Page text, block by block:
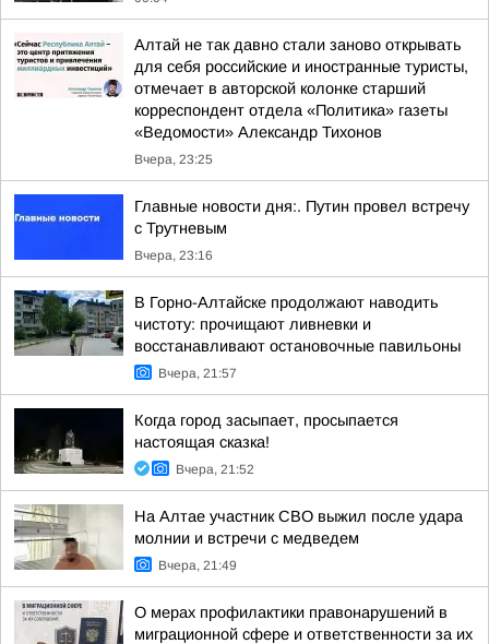
Алтай не так давно стали заново открывать
для себя российские и иностранные туристы,
отмечает в авторской колонке старший
корреспондент отдела «Политика» газеты
«Ведомости» Александр Тихонов
Вчера, 23:25
Главные новости дня:. Путин провел встречу
с Трутневым
Вчера, 23:16
В Горно-Алтайске продолжают наводить
чистоту: прочищают ливневки и
восстанавливают остановочные павильоны
Вчера, 21:57
Когда город засыпает, просыпается
настоящая сказка!
Вчера, 21:52
На Алтае участник СВО выжил после удара
молнии и встречи с медведем
Вчера, 21:49
О мерах профилактики правонарушений в
миграционной сфере и ответственности за их